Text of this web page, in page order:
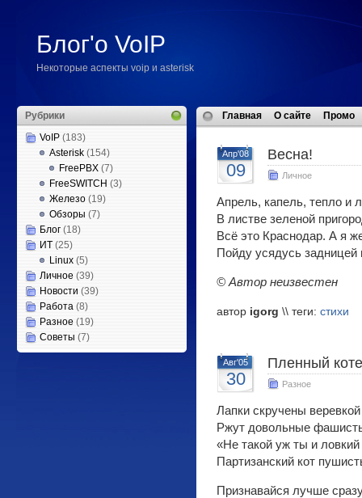
Блог'о VoIP
Некоторые аспекты voip и asterisk
Рубрики
VoIP (183)
Asterisk (154)
FreePBX (7)
FreeSWITCH (3)
Железо (19)
Обзоры (7)
Блог (18)
ИТ (25)
Linux (5)
Личное (39)
Новости (39)
Работа (8)
Разное (19)
Советы (7)
Главная О сайте Промо
Апр'08
09
Весна!
Личное
Апрель, капель, тепло и
В листве зеленой
Всё это Краснодар. А я
Пойду усядусь задницей
© Автор неизвестен
автор igorg \\ теги: стихи
Авг'05
30
Пленный
Разное
Лапки скручены веревкой
Ржут довольные
«Не такой уж ты и ловкий
Партизанский кот
Признавайся лучше